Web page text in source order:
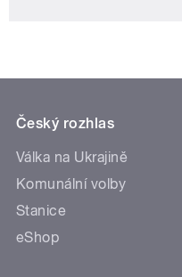
Český rozhlas
Válka na Ukrajině
Komunální volby
Stanice
eShop